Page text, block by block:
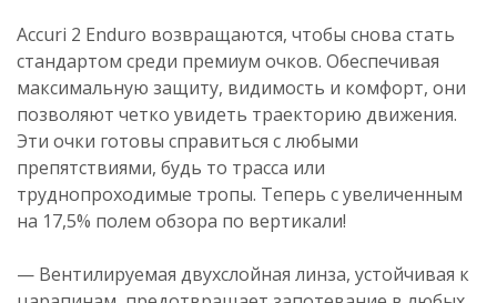
Accuri 2 Enduro возвращаются, чтобы снова стать
стандартом среди премиум очков. Обеспечивая
максимальную защиту, видимость и комфорт, они
позволяют четко увидеть траекторию движения.
Эти очки готовы справиться с любыми
препятствиями, будь то трасса или
труднопроходимые тропы. Теперь с увеличенным
на 17,5% полем обзора по вертикали!
— Вентилируемая двухслойная линза, устойчивая к